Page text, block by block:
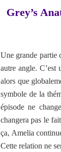
Grey’s
Une grande partie
autre angle. C’est
alors que
symbole de la
épisode ne
changera pas le
ça, Amelia
Cette relation ne